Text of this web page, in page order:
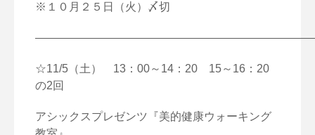
※１０月２５日（火）〆切
☆11/5（土） 13：00～14：20 15～16：20
の2回
アシックスプレゼンツ『美的健康ウォーキング